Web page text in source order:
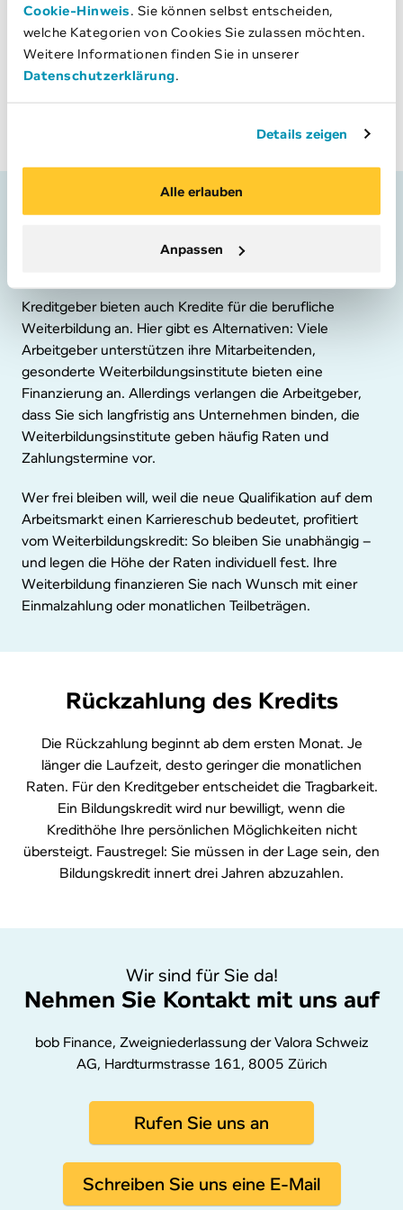
Cookie-Hinweis. Sie können selbst entscheiden,
welche Kategorien von Cookies Sie zulassen möchten.
Weitere Informationen finden Sie in unserer
Datenschutzerklärung.
Details zeigen
Alle erlauben
Anpassen
Nachweis über das geplante Bildungsvorhaben
Angaben zu Ihrer aktuellen finanziellen Situation und
Kopien der letzten drei Lohnausweise
Der definitive Kreditentscheid erfolgt, sobald Sie alle
Wertvolle Tipps für einen Wei­
ter­bil­dungs­kre­dit
Kreditgeber bieten auch Kredite für die berufliche
Weiterbildung an. Hier gibt es Alternativen: Viele
Arbeitgeber unterstützen ihre Mitarbeitenden,
gesonderte Weiterbildungsinstitute bieten eine
Finanzierung an. Allerdings verlangen die Arbeitgeber,
dass Sie sich langfristig ans Unternehmen binden, die
Weiterbildungsinstitute geben häufig Raten und
Zahlungstermine vor.
Wer frei bleiben will, weil die neue Qualifikation auf dem
Arbeitsmarkt einen Karriereschub bedeutet, profitiert
vom Weiterbildungskredit: So bleiben Sie unabhängig –
und legen die Höhe der Raten individuell fest. Ihre
Weiterbildung finanzieren Sie nach Wunsch mit einer
Einmalzahlung oder monatlichen Teilbeträgen.
Rück­zah­lung des Kredits
Die Rückzahlung beginnt ab dem ersten Monat. Je
länger die Laufzeit, desto geringer die monatlichen
Raten. Für den Kreditgeber entscheidet die Tragbarkeit.
Ein Bildungskredit wird nur bewilligt, wenn die
Kredithöhe Ihre persönlichen Möglichkeiten nicht
übersteigt. Faustregel: Sie müssen in der Lage sein, den
Bildungskredit innert drei Jahren abzuzahlen.
Wir sind für Sie da!
Nehmen Sie Kontakt mit uns auf
bob Finance, Zweigniederlassung der Valora Schweiz
AG, Hardturmstrasse 161, 8005 Zürich
Rufen Sie uns an
Schreiben Sie uns eine E-Mail